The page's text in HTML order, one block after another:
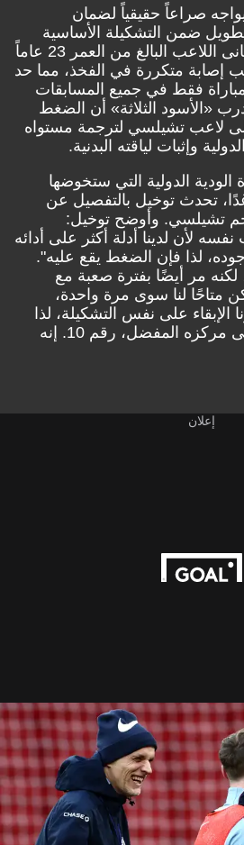
صراعاً حقيقياً لضمان
ضمن التشكيلة الأساسية
لمنتخب إنجلترا. فقد عانى اللاعب البالغ من العمر 23 عاماً
متكررة في الفخذ، مما حد
مشاركاته إلى 25 مباراة فقط في جميع المسابقات
«الأسود الثلاثة» أن الضغط
لاعب تشيلسي لترجمة مستواه
وإثبات لياقته البدنية.
الودية الدولية التي ستخوضها
تحدث توخيل بالتفصيل عن
تشيلسي. وأوضح توخيل:
لأن لدينا أدلة أكثر على أدائه
لذا فإن الضغط يقع عليه".
مر أيضًا بفترة صعبة مع
متاحًا لنا سوى مرة واحدة،
الإبقاء على نفس التشكيلة، لذا
هناك منافسة كبيرة على مركزه المفضل، رقم 10. إنه
إعلان